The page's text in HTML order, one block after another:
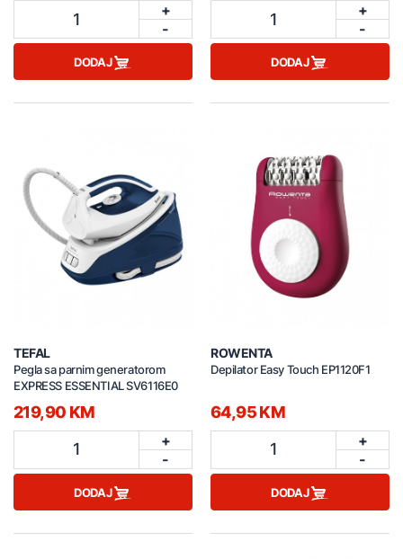
1
+
-
DODAJ
1
+
-
DODAJ
TEFAL
Pegla sa parnim generatorom
EXPRESS ESSENTIAL SV6116E0
219,90 KM
1
+
-
DODAJ
ROWENTA
Depilator Easy Touch EP1120F1
64,95 KM
1
+
-
DODAJ